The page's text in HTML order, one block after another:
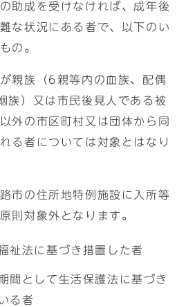
助成を受けなければ、成年後
な状況にある者で、以下のい
の。
親族（6親等内の血族、配偶
族）又は市民後見人である被
外の市区町村又は団体から同
る者については対象とはなり
市の住所地特例施設に入所等
則対象外となります。
祉法に基づき措置した者
間として生活保護法に基づき
る者